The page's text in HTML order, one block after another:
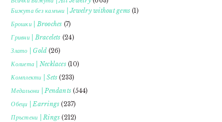
Бижута без камъни | Jewelry without gems (1)
Брошки | Brooches (7)
Гривни | Bracelets (24)
Злато | Gold (26)
Колиета | Necklaces(10)
Комплекти | Sets (233)
Медальони | Pendants (544)
Обеци | Earrings (237)
Пръстени | Rings (212)